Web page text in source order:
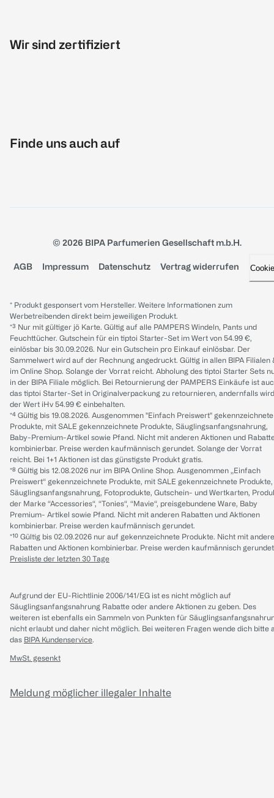
Wir sind zertifiziert
Finde uns auch auf
© 2026 BIPA Parfumerien Gesellschaft m.b.H.
AGB Impressum Datenschutz Vertrag widerrufen
* Produkt gesponsert vom Hersteller. Weitere Informationen zum
Werbetreibenden direkt beim jeweiligen Produkt.
*³ Nur mit gültiger jö Karte. Gültig auf alle PAMPERS Windeln, Pants und
Feuchttücher. Gutschein für ein tiptoi Starter-Set im Wert von 54.99 €,
einlösbar bis 30.09.2026. Nur ein Gutschein pro Einkauf einlösbar. Der
Sammelwert wird auf der Rechnung angedruckt. Gültig in allen BIPA Filialen
im Online Shop. Solange der Vorrat reicht. Abholung des tiptoi Starter Sets
in der BIPA Filiale möglich. Bei Retournierung der PAMPERS Einkäufe ist
das tiptoi Starter-Set in Originalverpackung zu retournieren, andernfalls wird
der Wert iHv 54.99 € einbehalten.
*⁴ Gültig bis 19.08.2026. Ausgenommen "Einfach Preiswert" gekennzeichnete
Produkte, mit SALE gekennzeichnete Produkte, Säuglingsanfangsnahrung,
Baby-Premium-Artikel sowie Pfand. Nicht mit anderen Aktionen und
kombinierbar. Preise werden kaufmännisch gerundet. Solange der Vorrat
reicht. Bei 1+1 Aktionen ist das günstigste Produkt gratis.
*⁸ Gültig bis 12.08.2026 nur im BIPA Online Shop. Ausgenommen „Einfach
Preiswert“ gekennzeichnete Produkte, mit SALE gekennzeichnete Produkte,
Säuglingsanfangsnahrung, Fotoprodukte, Gutschein- und Wertkarten,
der Marke “Accessories“, “Tonies“, “Mavie“, preisgebundene Ware, Baby
Premium- Artikel sowie Pfand. Nicht mit anderen Rabatten und Aktionen
kombinierbar. Preise werden kaufmännisch gerundet.
*¹⁰ Gültig bis 02.09.2026 nur auf gekennzeichnete Produkte. Nicht mit
Rabatten und Aktionen kombinierbar. Preise werden kaufmännisch
Preisliste der letzten 30 Tage
Aufgrund der EU-Richtlinie 2006/141/EG ist es nicht möglich auf
Säuglingsanfangsnahrung Rabatte oder andere Aktionen zu geben. Des
weiteren ist ebenfalls ein Sammeln von Punkten für
nicht erlaubt und daher nicht möglich. Bei weiteren Fragen wende dich bitte
das BIPA Kundenservice.
MwSt. gesenkt
Meldung möglicher illegaler Inhalte